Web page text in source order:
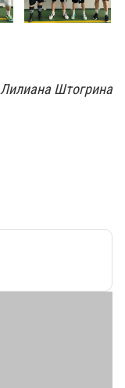
Лилиана Штогрина